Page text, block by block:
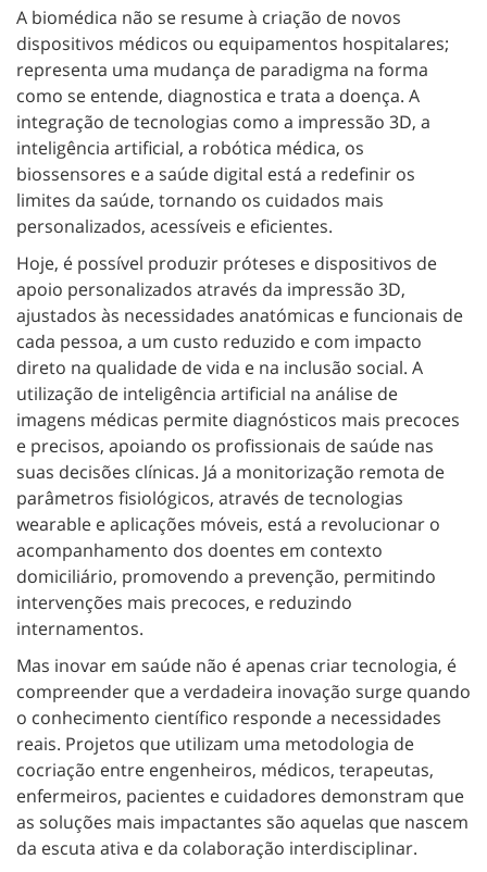
A biomédica não se resume à criação de novos
dispositivos médicos ou equipamentos hospitalares;
representa uma mudança de paradigma na forma
como se entende, diagnostica e trata a doença. A
integração de tecnologias como a impressão 3D, a
inteligência artificial, a robótica médica, os
biossensores e a saúde digital está a redefinir os
limites da saúde, tornando os cuidados mais
personalizados, acessíveis e eficientes.
Hoje, é possível produzir próteses e dispositivos de
apoio personalizados através da impressão 3D,
ajustados às necessidades anatómicas e funcionais de
cada pessoa, a um custo reduzido e com impacto
direto na qualidade de vida e na inclusão social. A
utilização de inteligência artificial na análise de
imagens médicas permite diagnósticos mais precoces
e precisos, apoiando os profissionais de saúde nas
suas decisões clínicas. Já a monitorização remota de
parâmetros fisiológicos, através de tecnologias
wearable e aplicações móveis, está a revolucionar o
acompanhamento dos doentes em contexto
domiciliário, promovendo a prevenção, permitindo
intervenções mais precoces, e reduzindo
internamentos.
Mas inovar em saúde não é apenas criar tecnologia, é
compreender que a verdadeira inovação surge quando
o conhecimento científico responde a necessidades
reais. Projetos que utilizam uma metodologia de
cocriação entre engenheiros, médicos, terapeutas,
enfermeiros, pacientes e cuidadores demonstram que
as soluções mais impactantes são aquelas que nascem
da escuta ativa e da colaboração interdisciplinar.